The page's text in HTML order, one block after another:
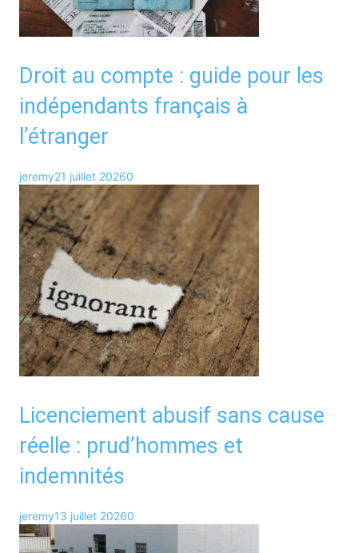
Droit au compte : guide pour les
indépendants français à
l’étranger
jeremy21 juillet 20260
Licenciement abusif sans cause
réelle : prud’hommes et
indemnités
jeremy13 juillet 20260